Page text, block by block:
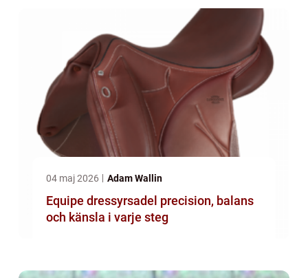
04 maj 2026 Adam Wallin
Equipe dressyrsadel precision, balans
och känsla i varje steg